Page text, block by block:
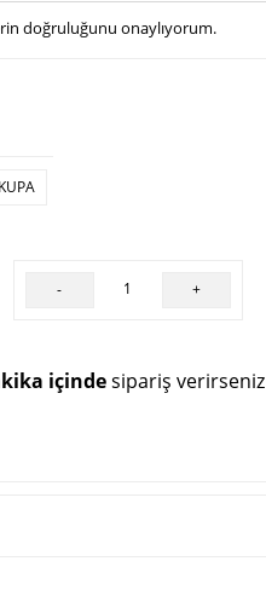
doğruluğunu onaylıyorum.
- +
içindesipariş verirseniz